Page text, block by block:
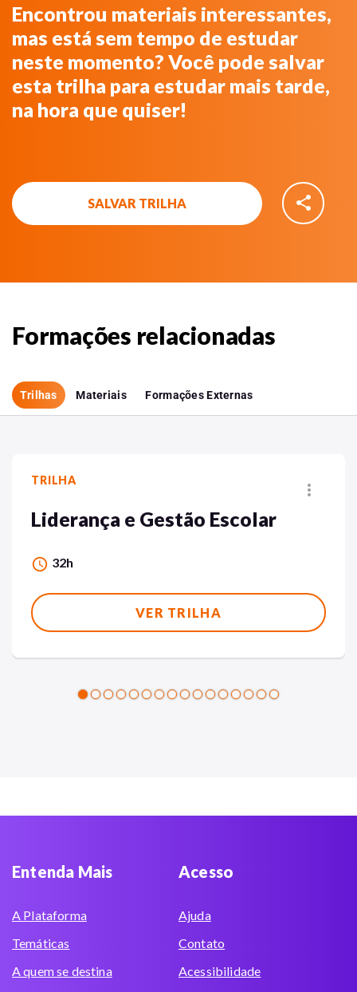
Encontrou materiais interessantes,
mas está sem tempo de estudar
neste momento? Você pode salvar
esta trilha para estudar mais tarde,
na hora que quiser!
SALVAR TRILHA share
Formações relacionadas
Trilhas Materiais Formações Externas
TRILHA
more_vert
Liderança e Gestão Escolar
access_time 32h
VER TRILHA
Entenda Mais
A Plataforma
Temáticas
A quem se destina
Acesso
Ajuda
Contato
Acessibilidade